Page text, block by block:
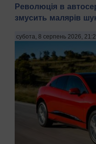
Революція в
змусить малярів
субота, 8 серпень 2026,